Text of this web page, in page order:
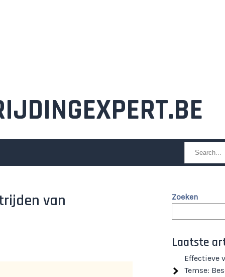
van
Zoeken
Laatste
Effectieve
Temse: